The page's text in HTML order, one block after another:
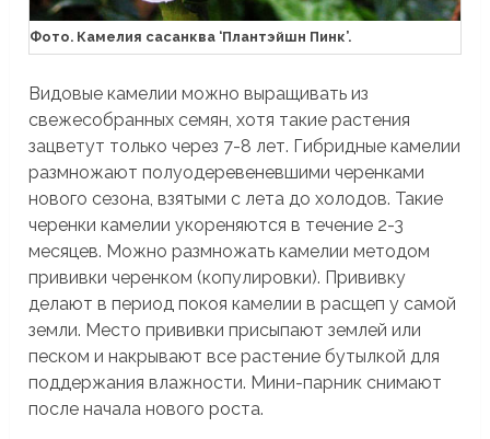
Фото. Камелия сасанква ‘Плантэйшн Пинк’.
Видовые камелии можно выращивать из
свежесобранных семян, хотя такие растения
зацветут только через 7-8 лет. Гибридные камелии
размножают полуодеревеневшими черенками
нового сезона, взятыми с лета до холодов. Такие
черенки камелии укореняются в течение 2-3
месяцев. Можно размножать камелии методом
прививки черенком (копулировки). Прививку
делают в период покоя камелии в расщеп у самой
земли. Место прививки присыпают землей или
песком и накрывают все растение бутылкой для
поддержания влажности. Мини-парник снимают
после начала нового роста.